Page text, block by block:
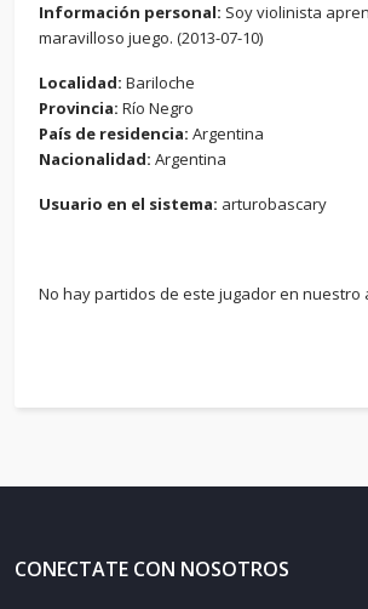
Información personal: Soy violinista
maravilloso juego. (2013-07-10)
Localidad: Bariloche
Provincia: Río Negro
País de residencia: Argentina
Nacionalidad: Argentina
Usuario en el sistema: arturobascary
No hay partidos de este jugador en nuestro
CONECTATE CON NOSOTROS